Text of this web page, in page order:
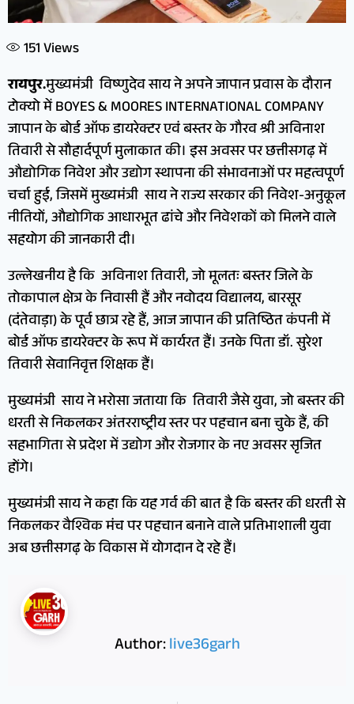
151Views
रायपुर.मुख्यमंत्री विष्णुदेव साय ने अपने जापान प्रवास के दौरान
टोक्यो में BOYES & MOORES INTERNATIONAL COMPANY
जापान के बोर्ड ऑफ डायरेक्टर एवं बस्तर के गौरव श्री अविनाश
तिवारी से सौहार्दपूर्ण मुलाकात की। इस अवसर पर छत्तीसगढ़ में
औद्योगिक निवेश और उद्योग स्थापना की संभावनाओं पर महत्वपूर्ण
चर्चा हुई, जिसमें मुख्यमंत्री साय ने राज्य सरकार की निवेश-अनुकूल
नीतियों, औद्योगिक आधारभूत ढांचे और निवेशकों को मिलने वाले
सहयोग की जानकारी दी।
उल्लेखनीय है कि अविनाश तिवारी, जो मूलतः बस्तर जिले के
तोकापाल क्षेत्र के निवासी हैं और नवोदय विद्यालय, बारसूर
(दंतेवाड़ा) के पूर्व छात्र रहे हैं, आज जापान की प्रतिष्ठित कंपनी में
बोर्ड ऑफ डायरेक्टर के रूप में कार्यरत हैं। उनके पिता डॉ. सुरेश
तिवारी सेवानिवृत्त शिक्षक हैं।
मुख्यमंत्री साय ने भरोसा जताया कि तिवारी जैसे युवा, जो बस्तर की
धरती से निकलकर अंतरराष्ट्रीय स्तर पर पहचान बना चुके हैं, की
सहभागिता से प्रदेश में उद्योग और रोजगार के नए अवसर सृजित
होंगे।
मुख्यमंत्री साय ने कहा कि यह गर्व की बात है कि बस्तर की धरती से
निकलकर वैश्विक मंच पर पहचान बनाने वाले प्रतिभाशाली युवा
अब छत्तीसगढ़ के विकास में योगदान दे रहे हैं।
Author:live36garh